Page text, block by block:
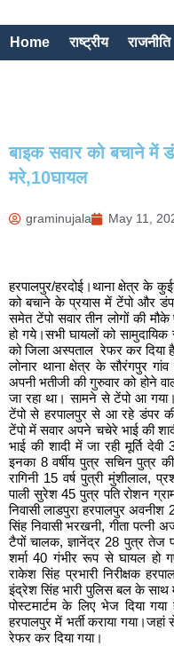
Home राष्ट्रीय राजनीति
बाइक सवार को बचाने में
मरे,10घायल
graminujala May 11,
हरपालपुर/हरदोई।थाना क्षेत्र के
को बचाने के प्रयास में टेंपो और
समेत टेंपो सवार तीन लोगों की
हो गये।सभी घायलों को
को जिला अस्पताल रेफर कर दिया
लोनार थाना क्षेत्र के सौरंगपुर
अपनी भतीजी की गुरुवार को होने
जा रहा था। सामने से टेंपो आ
टेंपो से हरपालपुर से आ रहे डंपर
टेंपो में सवार अपने चचेरे भाई की
भाई की शादी में जा रही मूर्ति देवी
इनका 8 वर्षीय पुत्र सचिन पुत्र
रागिनी 15 वर्ष पुत्री मुंशीलाल,
पाली सुरेश 45 पुत्र पति रोशन
निवासी लाडपुरा हरपालपुर
सिंह निवासी भरखनी, गीता पत्नी
टैपों चालक, ज्ञानेंद्र 28 पुत्र तेज
शर्मा 40 गंभीर रूप से घायल हो
राकेश सिंह प्रभारी निरीक्षक
इंद्रेश सिंह भारी पुलिस बल के
पोस्टमार्टम के लिए भेज दिया
हरपालपुर में भर्ती कराया
रेफर कर दिया गया।